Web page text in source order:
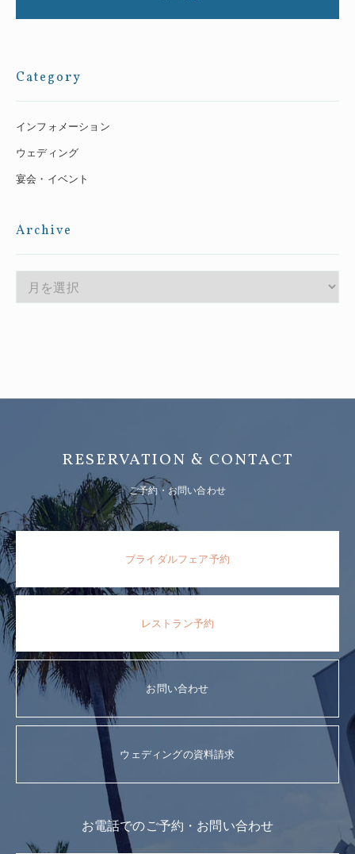
Category
インフォメーション
ウェディング
宴会・イベント
Archive
RESERVATION & CONTACT
ご予約・お問い合わせ
ブライダルフェア予約
レストラン予約
お問い合わせ
ウェディングの資料請求
お電話でのご予約・お問い合わせ